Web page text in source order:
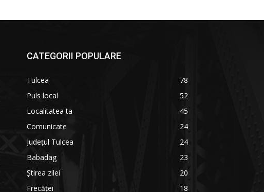
CATEGORII POPULARE
Tulcea
78
Puls local
52
Localitatea ta
45
Comunicate
24
Județul Tulcea
24
Babadag
23
Știrea zilei
20
Frecăței
18